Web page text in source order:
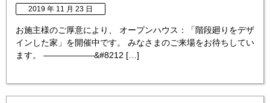
2019 年 11 月 23 日
お施主様のご厚意により、 オープンハウス：「階段廻りをデザ
インした家」を開催中です。 みなさまのご来場をお待ちしてい
ます。 ——————&#8212 […]